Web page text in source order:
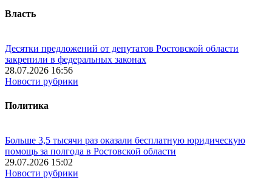
Власть
Десятки предложений от депутатов Ростовской области
закрепили в федеральных законах
28.07.2026 16:56
Новости рубрики
Политика
Больше 3,5 тысячи раз оказали бесплатную юридическую
помощь за полгода в Ростовской области
29.07.2026 15:02
Новости рубрики